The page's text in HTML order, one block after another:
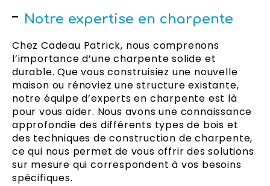
Notre expertise en charpente
Chez Cadeau Patrick, nous comprenons
l’importance d’une charpente solide et
durable. Que vous construisiez une nouvelle
maison ou rénoviez une structure existante,
notre équipe d’experts en charpente est là
pour vous aider. Nous avons une connaissance
approfondie des différents types de bois et
des techniques de construction de charpente,
ce qui nous permet de vous offrir des solutions
sur mesure qui correspondent à vos besoins
spécifiques.